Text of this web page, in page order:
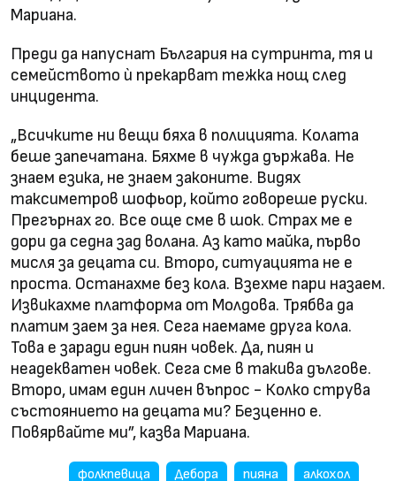
Мариана.
Преди да напуснат България на сутринта, тя и
семейството ѝ прекарват тежка нощ след
инцидента.
„Всичките ни вещи бяха в полицията. Колата
беше запечатана. Бяхме в чужда държава. Не
знаем езика, не знаем законите. Видях
таксиметров шофьор, който говореше руски.
Прегърнах го. Все още сме в шок. Страх ме е
дори да седна зад волана. Аз като майка, първо
мисля за децата си. Второ, ситуацията не е
проста. Останахме без кола. Взехме пари назаем.
Извикахме платформа от Молдова. Трябва да
платим заем за нея. Сега наемаме друга кола.
Това е заради един пиян човек. Да, пиян и
неадекватен човек. Сега сме в такива дългове.
Второ, имам един личен въпрос - Колко струва
състоянието на децата ми? Безценно е.
Повярвайте ми”, казва Мариана.
фолкпевица Дебора пияна
алкохол